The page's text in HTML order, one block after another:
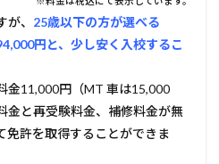
、 25歳以下の方が選べる
円と、少し安く入校するこ
金11,000円（MT 車は15,000
金と再受験料金、補修料金が無
免許を取得することができま